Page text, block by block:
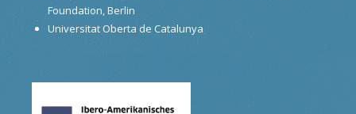
Foundation, Berlin
Universitat Oberta de Catalunya